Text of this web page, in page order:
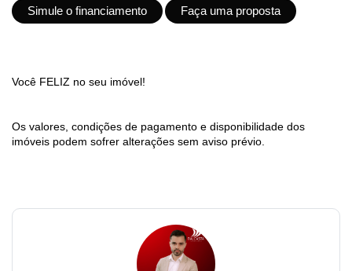
Simule o financiamento Faça uma proposta
Você FELIZ no seu imóvel!
Os valores, condições de pagamento e disponibilidade dos
imóveis podem sofrer alterações sem aviso prévio.